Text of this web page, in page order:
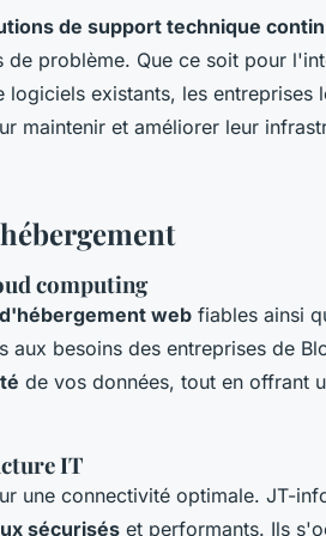
de support technique
de problème. Que ce soit pour
existants, les entreprises
maintenir et améliorer leur
computing
web fiables ainsi
aux besoins des entreprises de
de vos données, tout en offrant
IT
une connectivité optimale. JT-
sécurisés et performants. Ils